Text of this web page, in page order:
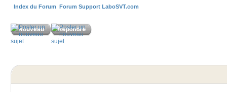
Index du Forum Forum Support LaboSVT.com